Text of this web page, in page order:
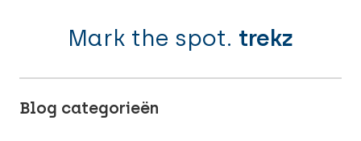
Mark the spot. trekz
Blog categorieën